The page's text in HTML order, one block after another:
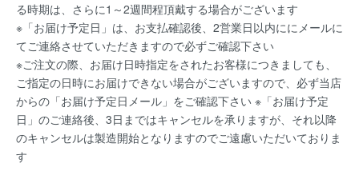
る時期は、さらに1～2週間程頂戴する場合がございます
※「お届け予定日」は、お支払確認後、2営業日以内ににメールに
てご連絡させていただきますので必ずご確認下さい
※ご注文の際、お届け日時指定をされたお客様につきましても、
ご指定の日時にお届けできない場合がございますので、必ず当店
からの「お届け予定日メール」をご確認下さい ※「お届け予定
日」のご連絡後、3日まではキャンセルを承りますが、それ以降
のキャンセルは製造開始となりますのでご遠慮いただいておりま
す